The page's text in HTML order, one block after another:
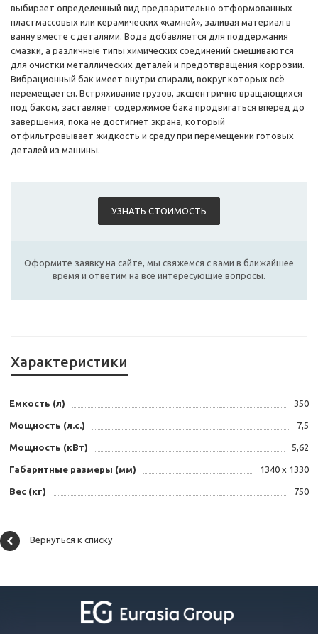
выбирает определенный вид предварительно отформованных
пластмассовых или керамических «камней», заливая материал в
ванну вместе с деталями. Вода добавляется для поддержания
смазки, а различные типы химических соединений смешиваются
для очистки металлических деталей и предотвращения коррозии.
Вибрационный бак имеет внутри спирали, вокруг которых всё
перемещается. Встряхивание грузов, эксцентрично вращающихся
под баком, заставляет содержимое бака продвигаться вперед до
завершения, пока не достигнет экрана, который
отфильтровывает жидкость и среду при перемещении готовых
деталей из машины.
УЗНАТЬ СТОИМОСТЬ
Оформите заявку на сайте, мы свяжемся с вами в ближайшее
время и ответим на все интересующие вопросы.
Характеристики
Емкость (л) 350
Мощность (л.с.) 7,5
Мощность (кВт) 5,62
Габаритные размеры (мм) 1340 х 1330
Вес (кг) 750
Вернуться к списку